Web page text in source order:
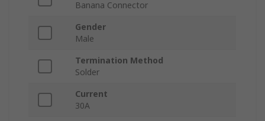
Banana Connector
Gender
Male
Termination Method
Solder
Current
30A